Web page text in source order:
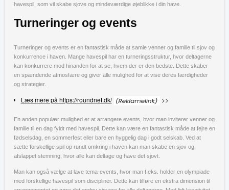
havespil, som vil skabe sjove og mindeværdige øjeblikke i din have.
Turneringer og events
Turneringer og events er en fantastisk måde at samle venner og familie til sjov og
konkurrence i haven. Mange havespil har en turneringsstruktur, hvor deltagerne
kan konkurrere mod hinanden for at se, hvem der er den bedste. Dette skaber
en spændende atmosfære og giver alle mulighed for at vise deres færdigheder
og strategier.
Læs mere på https://roundnet.dk/ >>
En anden populær mulighed er at arrangere events, hvor man inviterer venner og
familie til en dag fyldt med havespil. Dette kan være en fantastisk måde at fejre en
fødselsdag, en sommerfest eller bare en hyggelig dag i godt selskab. Ved at
sætte forskellige spil op rundt omkring i haven kan man skabe en sjov og
afslappet stemning, hvor alle kan deltage og have det sjovt.
Man kan også vælge at lave tema-events, hvor man f.eks. holder en olympiade
med forskellige havespil som discipliner. Dette kan tilføre en ekstra dimension til